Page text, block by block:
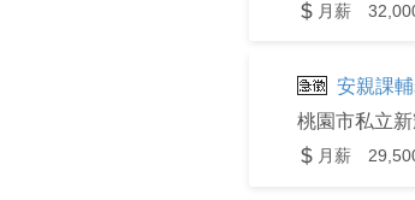
月薪
安親課
桃園市私立
月薪